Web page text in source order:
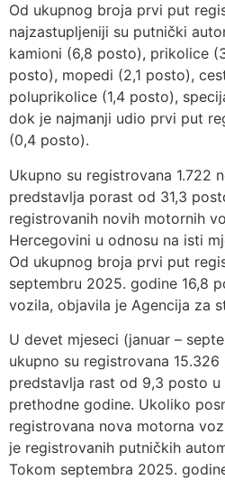
Od ukupnog broja prvi put
najzastupljeniji su putnički
kamioni (6,8 posto), prikolice
posto), mopedi (2,1 posto),
poluprikolice (1,4 posto),
dok je najmanji udio prvi put
(0,4 posto).
Ukupno su registrovana 1.722
predstavlja porast od 31,3
registrovanih novih motornih
Hercegovini u odnosu na isti
Od ukupnog broja prvi put
septembru 2025. godine 16,8
vozila, objavila je Agencija za
U devet mjeseci (januar –
ukupno su registrovana
predstavlja rast od 9,3 posto
prethodne godine. Ukoliko
registrovana nova motorna
je registrovanih putničkih
Tokom septembra 2025.